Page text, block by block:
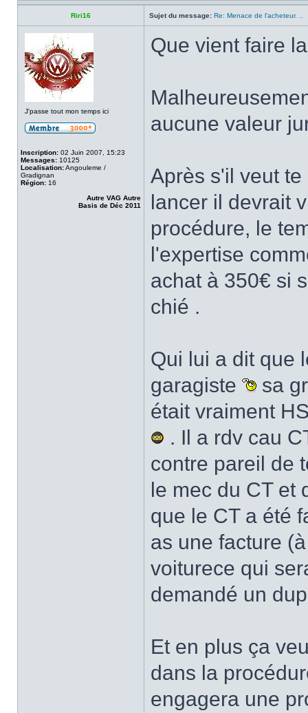
Riri16 Sujet du message: Re: Menace de l'acheteur. ..
J'passe tout mon temps ici
Inscription: 02 Juin 2007, 15:23
Messages: 10125
Localisation:Angouleme /
Gradignan
Région: 16
Autre VAG Autre
Basis de Déc 2011
Que vient faire
aucune valeur
Après s'il veut
lancer il devrait
procédure, le
l'expertise
achat à 350€ si
chié .
Qui lui a dit que
garagiste
sa
était vraiment
. Il a rdv cau
contre pareil de
le mec du CT et
que le CT a été
as une facture
voiturece qui
demandé un
Et en plus ça
dans la
engagera une